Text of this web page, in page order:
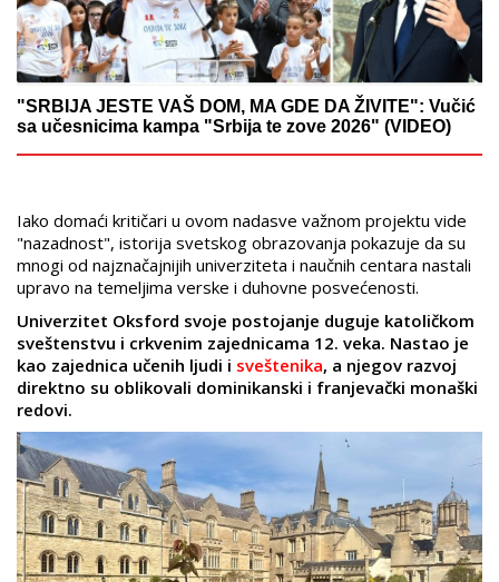
"SRBIJA JESTE VAŠ DOM, MA GDE DA ŽIVITE": Vučić
sa učesnicima kampa "Srbija te zove 2026" (VIDEO)
Iako domaći kritičari u ovom nadasve važnom projektu vide
"nazadnost", istorija svetskog obrazovanja pokazuje da su
mnogi od najznačajnijih univerziteta i naučnih centara nastali
upravo na temeljima verske i duhovne posvećenosti.
Univerzitet Oksford svoje postojanje duguje katoličkom
sveštenstvu i crkvenim zajednicama 12. veka. Nastao je
kao zajednica učenih ljudi i sveštenika, a njegov razvoj
direktno su oblikovali dominikanski i franjevački monaški
redovi.